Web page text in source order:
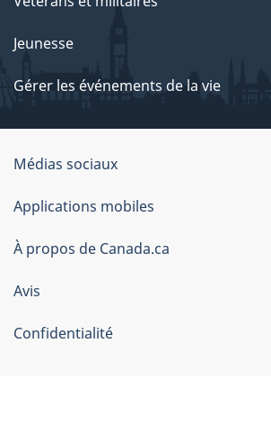
Jeunesse
Gérer les événements de la vie
Organisation
du
gouvernement
du
Canada
Médias sociaux
Applications mobiles
À propos de Canada.ca
Avis
Confidentialité